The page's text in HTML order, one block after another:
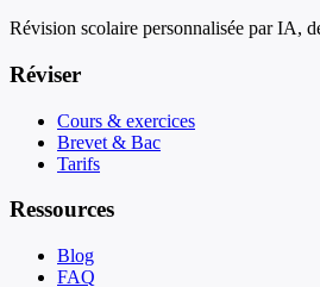
Révision scolaire personnalisée par IA,
Réviser
Cours & exercices
Brevet & Bac
Tarifs
Ressources
Blog
FAQ